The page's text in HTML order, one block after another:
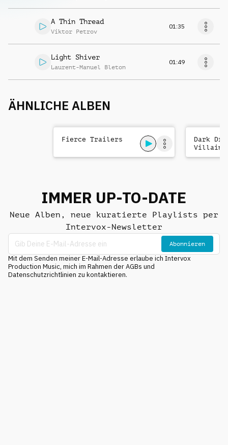
A Thin Thread
Viktor Petrov
01:35
Light Shiver
Laurent-Manuel Bleton
01:49
ÄHNLICHE ALBEN
Fierce Trailers
Dark
Villains
IMMER UP-TO-DATE
Neue Alben, neue kuratierte Playlists per
Intervox-Newsletter
Abonnieren
Mit dem Senden meiner E-Mail-Adresse erlaube ich Intervox
Production Music, mich im Rahmen der AGBs und
Datenschutzrichtlinien zu kontaktieren.